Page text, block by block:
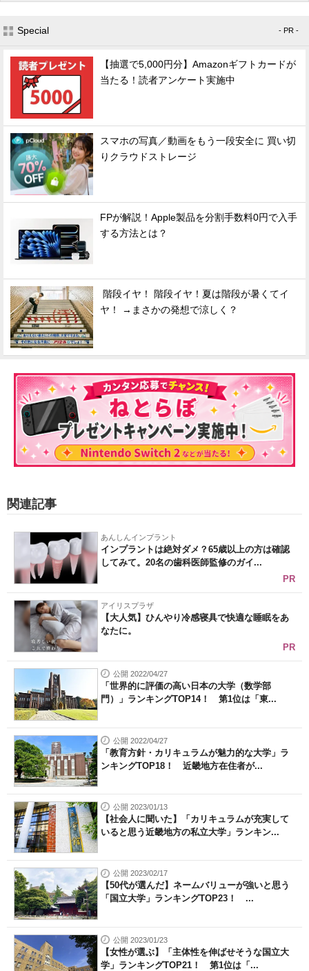
Special - PR -
【抽選で5,000円分】Amazonギフトカードが
当たる！読者アンケート実施中
スマホの写真／動画をもう一段安全に 買い切
りクラウドストレージ
FPが解説！Apple製品を分割手数料0円で入手
する方法とは？
階段イヤ！ 階段イヤ！夏は階段が暑くてイ
ヤ！ →まさかの発想で涼しく？
関連記事
あんしんインプラント
インプラントは絶対ダメ？65歳以上の方は確認
してみて。20名の歯科医師監修のガイ...
PR
アイリスプラザ
【大人気】ひんやり冷感寝具で快適な睡眠をあ
なたに。
PR
公開 2022/04/27
「世界的に評価の高い日本の大学（数学部
門）」ランキングTOP14！ 第1位は「東...
公開 2022/04/27
「教育方針・カリキュラムが魅力的な大学」ラ
ンキングTOP18！ 近畿地方在住者が...
公開 2023/01/13
【社会人に聞いた】「カリキュラムが充実して
いると思う近畿地方の私立大学」ランキン...
公開 2023/02/17
【50代が選んだ】ネームバリューが強いと思う
「国立大学」ランキングTOP23！ ...
公開 2023/01/23
【女性が選ぶ】「主体性を伸ばせそうな国立大
学」ランキングTOP21！ 第1位は「...